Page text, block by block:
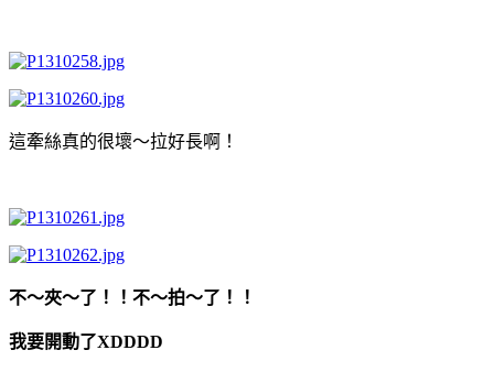
這牽絲真的很壞～拉好長啊！
不～夾～了！！不～拍～了！！
我要開動了XDDDD